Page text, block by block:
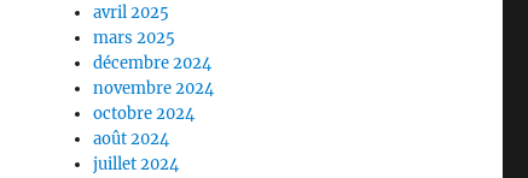
avril 2025
mars 2025
décembre 2024
novembre 2024
octobre 2024
août 2024
juillet 2024